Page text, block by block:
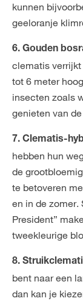
kunnen
geeloranje
6. Gouden
clematis
tot 6 meter
insecten zoals
genieten van
7. Clematis-
hebben hun
de
te betoveren
en in de zomer.
President”
tweekleurige
8.
bent naar een
dan kan je